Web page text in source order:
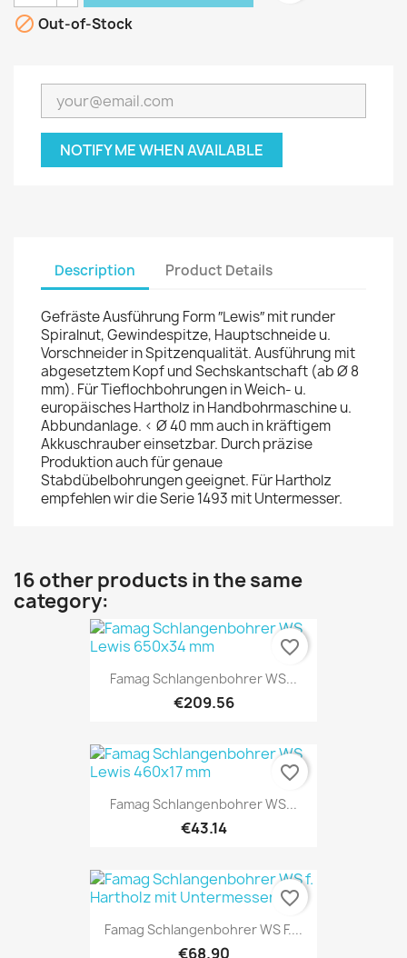
 Out-of-Stock
NOTIFY ME WHEN AVAILABLE
Description Product Details
Gefräste Ausführung Form ″Lewis″ mit runder
Spiralnut, Gewindespitze, Hauptschneide u.
Vorschneider in Spitzenqualität. Ausführung mit
abgesetztem Kopf und Sechskantschaft (ab Ø 8
mm). Für Tieflochbohrungen in Weich- u.
europäisches Hartholz in Handbohrmaschine u.
Abbundanlage. < Ø 40 mm auch in kräftigem
Akkuschrauber einsetzbar. Durch präzise
Produktion auch für genaue
Stabdübelbohrungen geeignet. Für Hartholz
empfehlen wir die Serie 1493 mit Untermesser.
16 other products in the same
category:
Famag Schlangenbohrer WS...
€209.56
favorite_border
Famag Schlangenbohrer WS...
€43.14
favorite_border
Famag Schlangenbohrer WS F....
€68.90
favorite_border